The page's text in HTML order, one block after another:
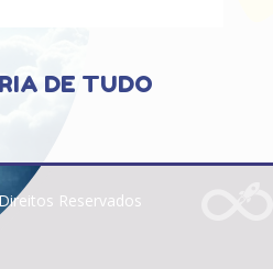
DE TUDO
Reservados